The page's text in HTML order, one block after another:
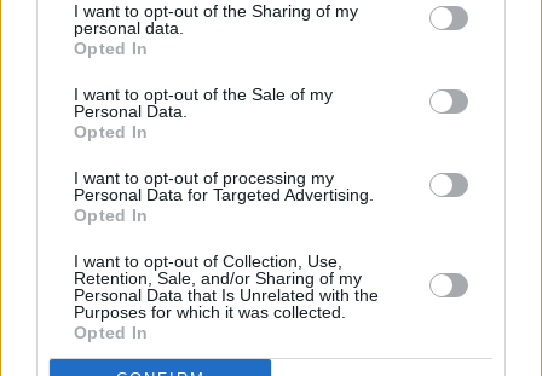
I want to opt-out of the Sharing of my
personal data.
Opted In
I want to opt-out of the Sale of my
Personal Data.
Opted In
I want to opt-out of processing my
Personal Data for Targeted Advertising.
Opted In
I want to opt-out of Collection, Use,
Retention, Sale, and/or Sharing of my
Personal Data that Is Unrelated with the
Purposes for which it was collected.
Opted In
właśnie z myślą o różnorodności. Urządzenie
pozwala przygotować klasyczne espresso, kawy
mleczne, większe porcje kawy na wynos, a także
kilka filiżanek jednocześnie. Wszystko przy
zachowaniu intuicyjnej obsługi oraz szerokich
możliwości personalizacji napojów.
Czytaj całość
REKLAMA